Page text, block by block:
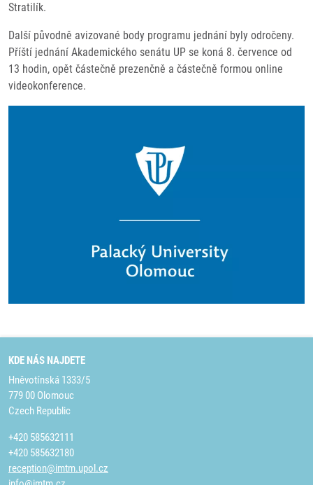
Stratilík.
Další původně avizované body programu jednání byly odročeny.
Příští jednání Akademického senátu UP se koná 8. července od
13 hodin, opět částečně prezenčně a částečně formou online
videokonference.
KDE NÁS NAJDETE
Hněvotínská 1333/5
779 00 Olomouc
Czech Republic
+420 585632111
+420 585632180
reception@imtm.upol.cz